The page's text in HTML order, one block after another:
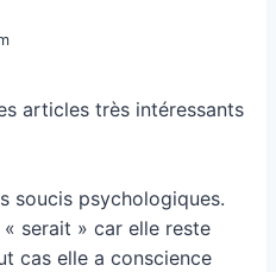
articles très intéressants
soucis psychologiques.
serait » car elle reste
cas elle a conscience